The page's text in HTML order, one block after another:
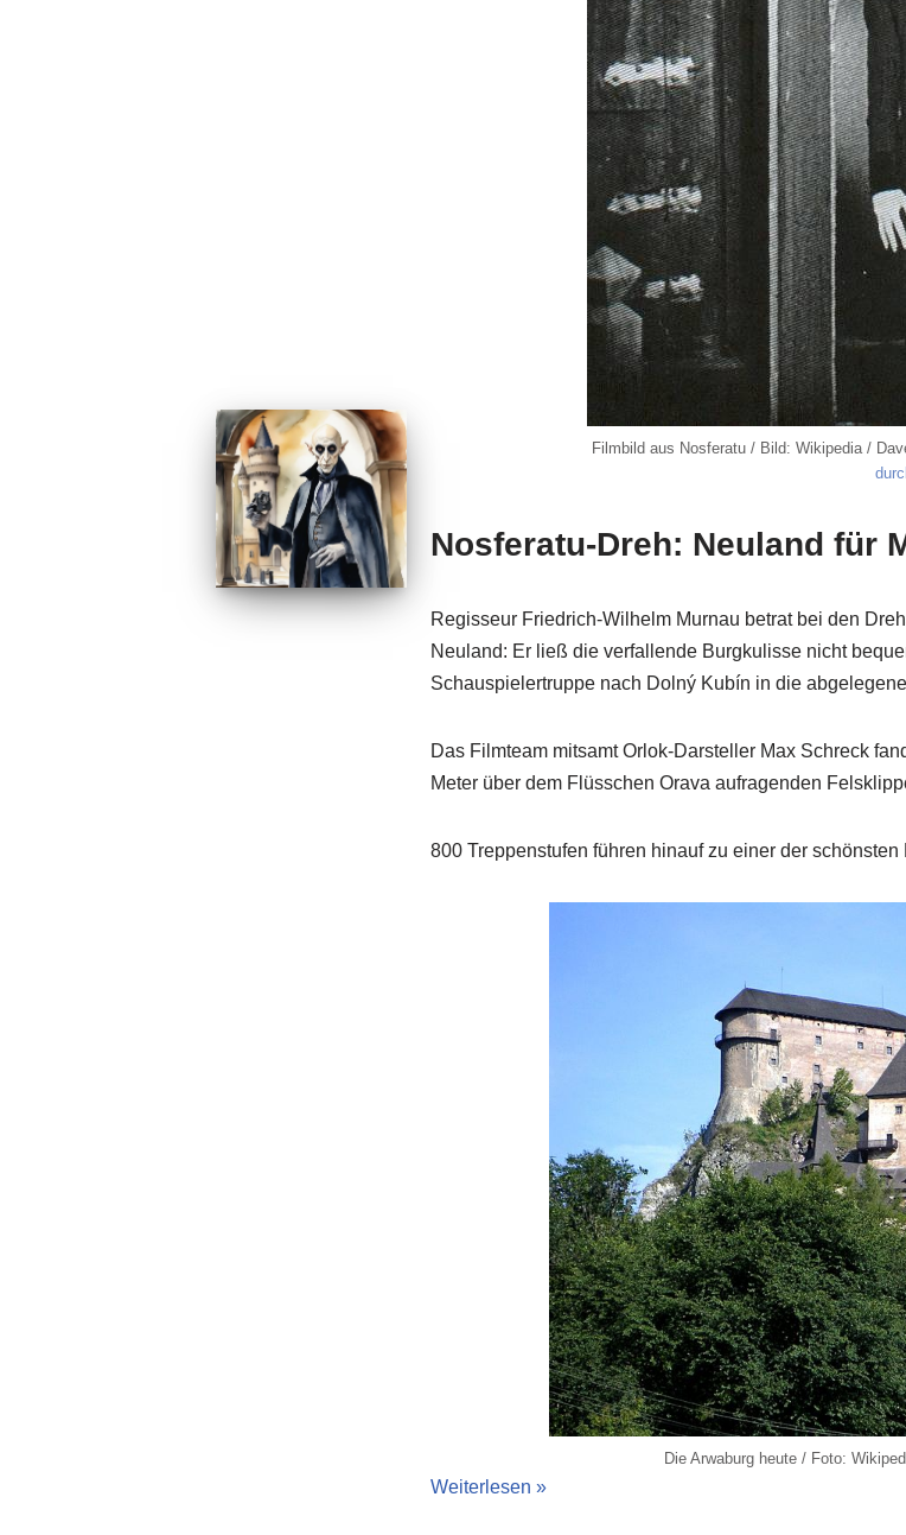
Filmbild aus Nosferatu / Bild: Wikipedia /
Nosferatu-Dreh: Neuland für
Regisseur Friedrich-Wilhelm Murnau betrat bei den
Neuland: Er ließ die verfallende Burgkulisse nicht
Schauspielertruppe nach Dolný Kubín in die
Das Filmteam mitsamt Orlok-Darsteller Max Schreck
Meter über dem Flüsschen Orava aufragenden
800 Treppenstufen führen hinauf zu einer der
Die Arwaburg heute / Foto:
Weiterlesen »